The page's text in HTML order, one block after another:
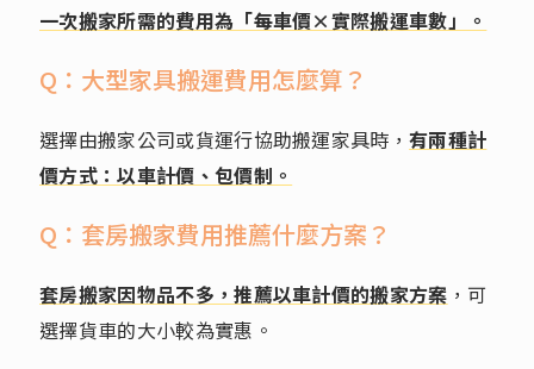
一次搬家所需的費用為「每車價×實際搬運車數」。
Q：大型家具搬運費用怎麼算？
選擇由搬家公司或貨運行協助搬運家具時，有兩種計
價方式：以車計價、包價制。
Q：套房搬家費用推薦什麼方案？
套房搬家因物品不多，推薦以車計價的搬家方案 ，可
選擇貨車的大小較為實惠。